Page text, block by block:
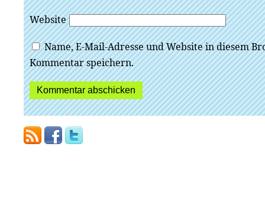
Website
Name, E-Mail-Adresse und Website in diesem
Kommentar speichern.